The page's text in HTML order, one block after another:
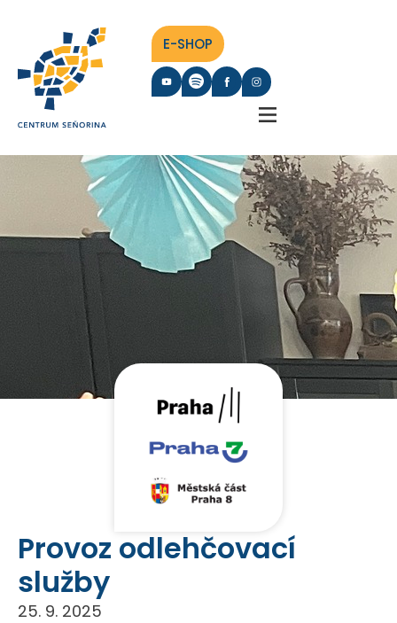
E-SHOP
Provoz odlehčovací
služby
25. 9. 2025